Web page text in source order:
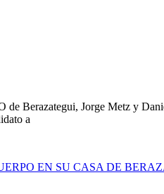
Berazategui, Jorge Metz y
a